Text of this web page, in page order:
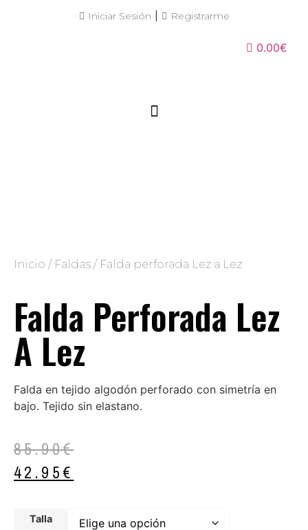
Iniciar Sesión Registrarme
0.00€
Inicio / Faldas / Falda perforada Lez a Lez
Falda Perforada Lez
A Lez
Falda en tejido algodón perforado con simetría en
bajo. Tejido sin elastano.
85.90€
42.95€
Talla